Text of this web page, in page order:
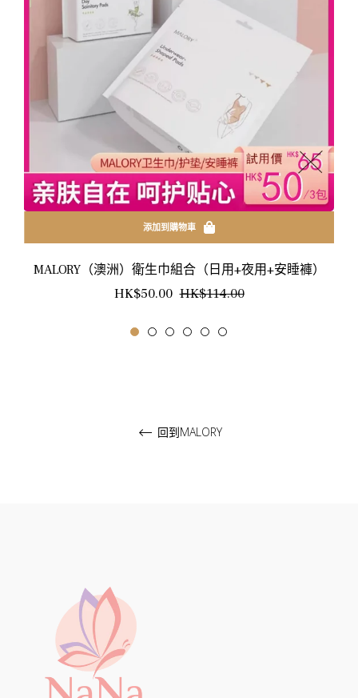
添加到購物車
MALORY（澳洲）衛生巾組合（日用+夜用+安睡褲）
正
HK$50.00 HK$114.00銷
回到MALORY